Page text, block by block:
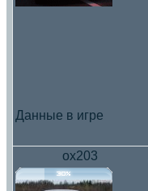
Данные в игре
ox203